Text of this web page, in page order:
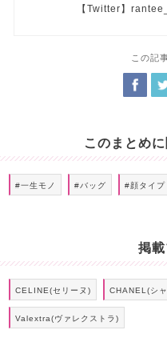
【Twitter】
この記
このまとめ
#一生モノ #バッグ #顔タイプ
掲
CELINE(セリーヌ) CHANEL(シ
Valextra(ヴァレクストラ)